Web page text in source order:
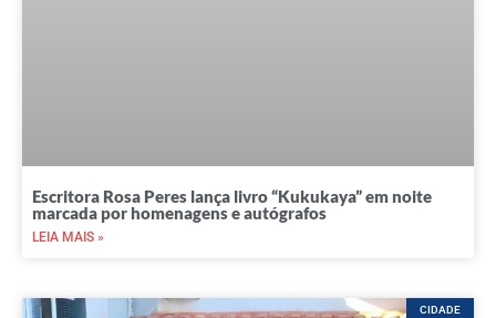
Escritora Rosa Peres lança livro “Kukukaya” em noite
marcada por homenagens e autógrafos
LEIA MAIS »
CIDADE